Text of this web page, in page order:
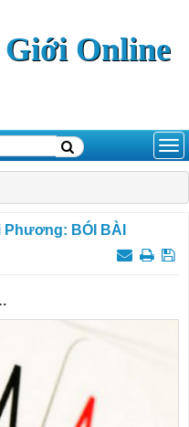
Online
BÓI BÀI